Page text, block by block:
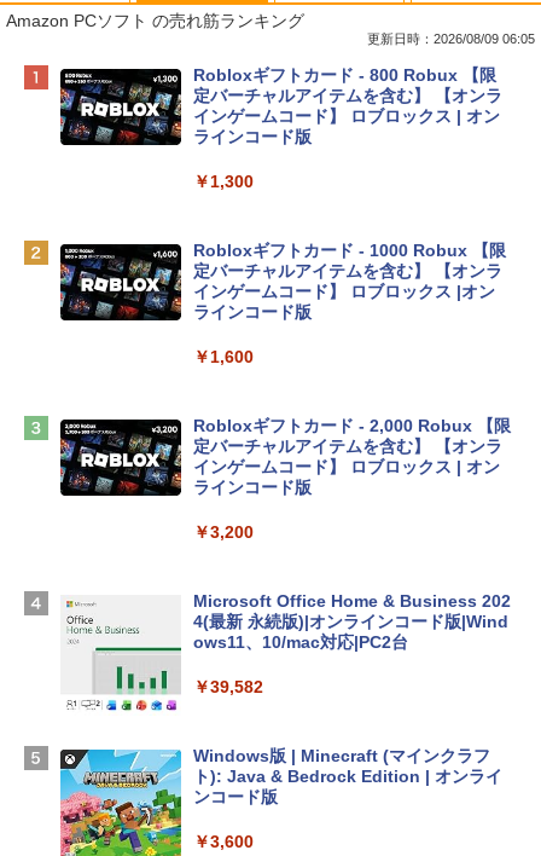
Apple 2026 MacBook Neo A18 Proチッ
プ搭載13インチノートブック：AIとAppl
e Intelligenceのために設計、Liquid Ret
inaディスプレイ、8GBユニファイドメモ
eTime HDカメラ、Touch ID - インディ
￥137,800
tomtoc 360°保護 15.6 16インチ パソコ
book Lenovo対応
Apple 2026 MacBook Air M5チップ搭載
13インチノートブック：AIとApple Intell
スプレイ、16GBユニファイドメモリ、1
￥278,800
SSD インテル Core 5
￥129,800
Amazon PCソフト の売れ筋ランキング
更新日時：2026/08/09 06:05
Robloxギフトカード - 800 Robux 【限
定バーチャルアイテムを含む】 【オンラ
インゲームコード】 ロブロックス | オン
ラインコード版
￥1,300
Robloxギフトカード - 1000 Robux 【限
定バーチャルアイテムを含む】 【オンラ
インゲームコード】 ロブロックス |オン
ラインコード版
￥1,600
Robloxギフトカード - 2,000 Robux 【限
定バーチャルアイテムを含む】 【オンラ
インゲームコード】 ロブロックス | オン
ラインコード版
￥3,200
Microsoft Office Home & Business 202
4(最新 永続版)|オンラインコード版|Wind
ows11、10/mac対応|PC2台
￥39,582
Windows版 | Minecraft (マインクラフ
ト): Java & Bedrock Edition | オンライ
ンコード版
￥3,600